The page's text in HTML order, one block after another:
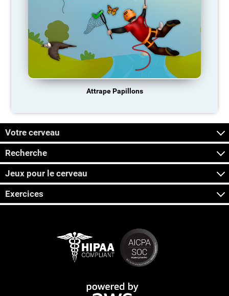
Attrape Papillons
Votre cerveau
Recherche
Jeux pour le cerveau
Exercices